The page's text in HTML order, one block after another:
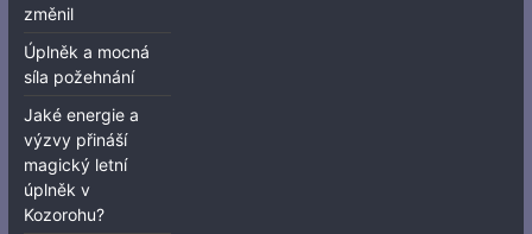
změnil
Úplněk a mocná
síla požehnání
Jaké energie a
výzvy přináší
magický letní
úplněk v
Kozorohu?